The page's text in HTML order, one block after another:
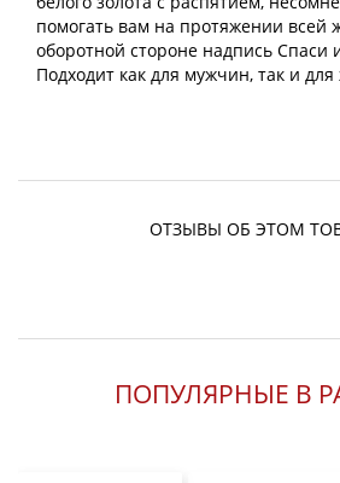
помогать вам на протяжении всей
оборотной стороне надпись Спаси
Подходит как для мужчин, так и
ОТЗЫВЫ ОБ ЭТОМ
ПОПУЛЯРНЫЕ В